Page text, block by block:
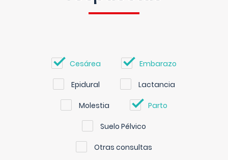
Cesárea Embarazo
Epidural Lactancia
Molestia Parto
Suelo Pélvico
Otras consultas